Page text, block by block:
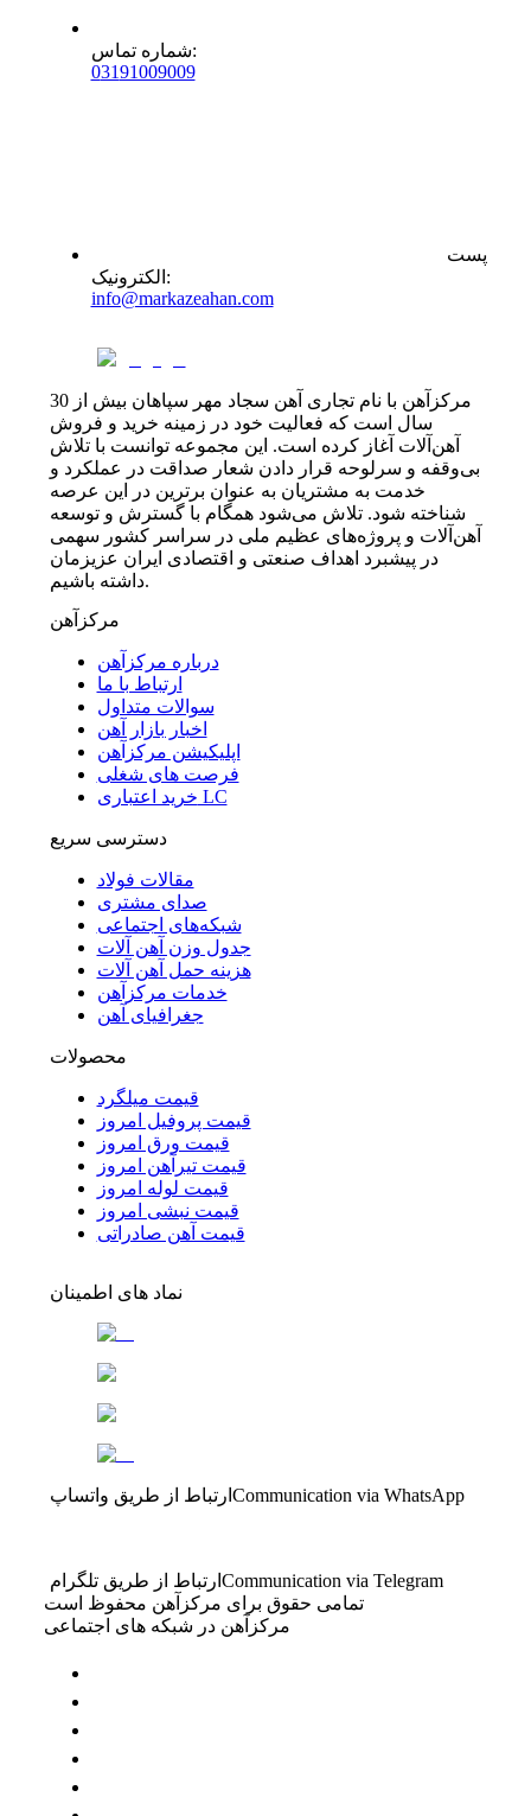
شماره تماس:
03191009009
پست
الکترونیک :
info@markazeahan.com
مرکزآهن با نام تجاری آهن سجاد مهر سپاهان بیش از 30
سال است که فعالیت خود در زمینه خرید و فروش
آهن‌آلات آغاز کرده است. این مجموعه توانست با تلاش
بی‌وقفه و سرلوحه قرار دادن شعار صداقت در عملکرد و
خدمت به مشتریان به عنوان برترین در این عرصه
شناخته شود. تلاش می‌شود همگام با گسترش و توسعه
آهن‌آلات و پروژه‌های عظیم ملی در سراسر کشور سهمی
در پیشبرد اهداف صنعتی و اقتصادی ایران عزیزمان
داشته باشیم.
مرکزآهن
درباره مرکزآهن
ارتباط با ما
سوالات متداول
اخبار بازار آهن
اپلیکیشن مرکزآهن
فرصت های شغلی
خرید اعتباری LC
دسترسی سریع
مقالات فولاد
صدای مشتری
شبکه‌های اجتماعی
جدول وزن آهن آلات
هزینه حمل آهن آلات
خدمات مرکزآهن
جغرافیای آهن
محصولات
قیمت میلگرد
قیمت پروفیل امروز
قیمت ورق امروز
قیمت تیرآهن امروز
قیمت لوله امروز
قیمت نبشی امروز
قیمت آهن صادراتی
نماد های اطمینان
ارتباط از طریق واتساپ Communication via WhatsApp
ارتباط از طریق تلگرام Communication via Telegram
تمامی حقوق برای مرکزآهن محفوظ است
مرکزآهن در شبکه های اجتماعی